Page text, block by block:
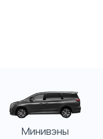
Минивэны